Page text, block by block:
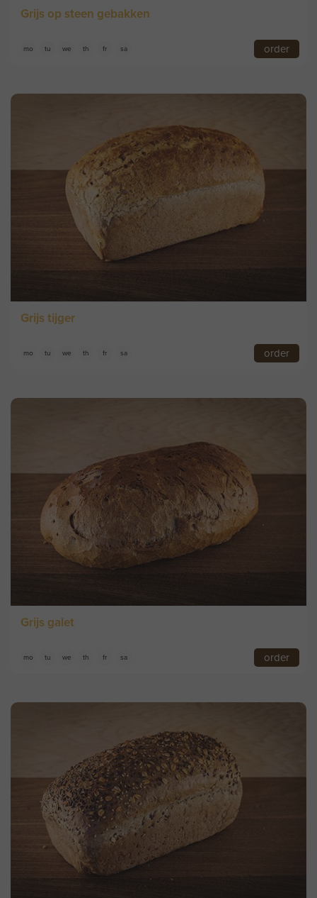
Grijs op steen gebakken
mo tu we th fr sa order
Grijs tijger
mo tu we th fr sa order
Grijs galet
mo tu we th fr sa order